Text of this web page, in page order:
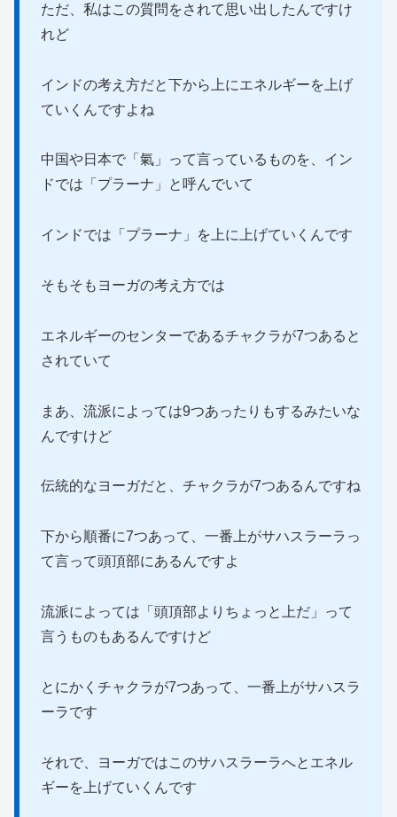
ただ、私はこの質問をされて思い出したんですけ
れど
インドの考え方だと下から上にエネルギーを上げ
ていくんですよね
中国や日本で「氣」って言っているものを、イン
ドでは「プラーナ」と呼んでいて
インドでは「プラーナ」を上に上げていくんです
そもそもヨーガの考え方では
エネルギーのセンターであるチャクラが7つあると
されていて
まあ、流派によっては9つあったりもするみたいな
んですけど
伝統的なヨーガだと、チャクラが7つあるんですね
下から順番に7つあって、一番上がサハスラーラっ
て言って頭頂部にあるんですよ
流派によっては「頭頂部よりちょっと上だ」って
言うものもあるんですけど
とにかくチャクラが7つあって、一番上がサハスラ
ーラです
それで、ヨーガではこのサハスラーラへとエネル
ギーを上げていくんです